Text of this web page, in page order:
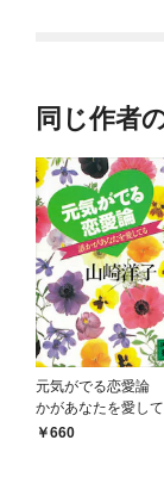
同じ作者
元気がでる恋愛論
かがあなたを愛し
660